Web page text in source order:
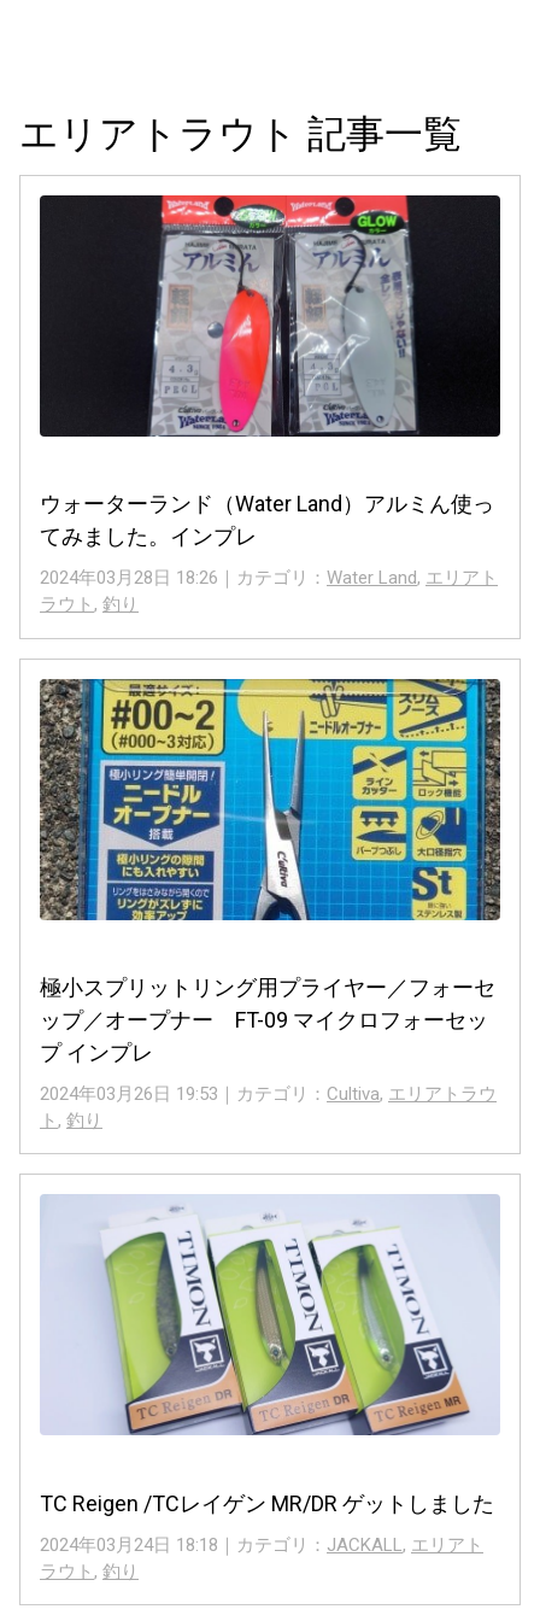
エリアトラウト 記事一覧
ウォーターランド（Water Land）アルミん使っ
てみました。インプレ
2024年03月28日 18:26｜カテゴリ： Water Land, エリアト
ラウト , 釣り
極小スプリットリング用プライヤー／フォーセ
ップ／オープナー FT-09 マイクロフォーセッ
プ インプレ
2024年03月26日 19:53｜カテゴリ： Cultiva, エリアトラウ
ト , 釣り
TC Reigen /TCレイゲン MR/DR ゲットしました
2024年03月24日 18:18｜カテゴリ： JACKALL , エリアト
ラウト , 釣り